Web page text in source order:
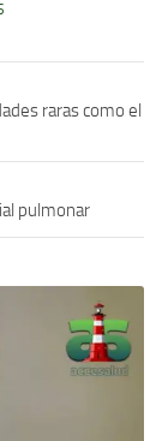
raras como el
pulmonar